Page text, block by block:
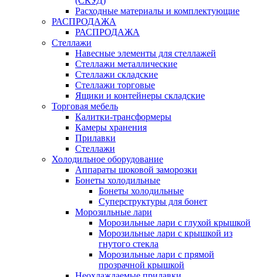
Расходные материалы и комплектующие
РАСПРОДАЖА
РАСПРОДАЖА
Стеллажи
Навесные элементы для стеллажей
Стеллажи металлические
Стеллажи складские
Стеллажи торговые
Ящики и контейнеры складские
Торговая мебель
Калитки-трансформеры
Камеры хранения
Прилавки
Стеллажи
Холодильное оборудование
Аппараты шоковой заморозки
Бонеты холодильные
Бонеты холодильные
Суперструктуры для бонет
Морозильные лари
Морозильные лари с глухой крышкой
Морозильные лари с крышкой из
гнутого стекла
Морозильные лари с прямой
прозрачной крышкой